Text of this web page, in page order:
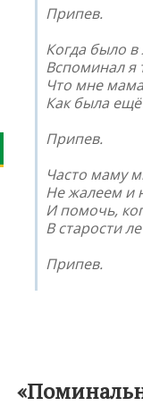
Припев.
Когда было
Вспоминал я
Что мне
Как была
Припев.
Часто маму
Не жалеем и
И помочь,
В старости
Припев.